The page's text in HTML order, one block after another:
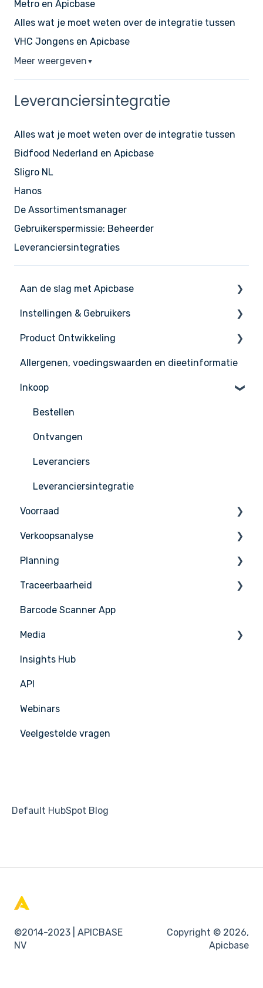
Metro en Apicbase
Alles wat je moet weten over de integratie tussen
VHC Jongens en Apicbase
Meer weergeven ▼
Leveranciersintegratie
Alles wat je moet weten over de integratie tussen
Bidfood Nederland en Apicbase
Sligro NL
Hanos
De Assortimentsmanager
Gebruikerspermissie: Beheerder
Leveranciersintegraties
Aan de slag met Apicbase
De basis
Apicbase instellen
Support
Instellingen & Gebruikers
Instellingen
Gebruikers beheer
Product Ontwikkeling
Ingrediënten
Recepten
Menu's
Gevorderde Productontwikkeling
Allergenen, voedingswaarden en dieetinformatie
Inkoop
Bestellen
Ontvangen
Leveranciers
Leveranciersintegratie
Voorraad
Inventaris tellen
Voorraad Beheer
Verkoopsanalyse
Verkoop Beheer
PoS Integraties
Planning
Taken & HACCP
Productieplan
Traceerbaarheid
Nicelabel
Barcode Scanner App
Media
Media Management
Insights Hub
API
Webinars
Veelgestelde vragen
Default HubSpot Blog
©2014-2023 | APICBASE
NV
Copyright © 2026,
Apicbase